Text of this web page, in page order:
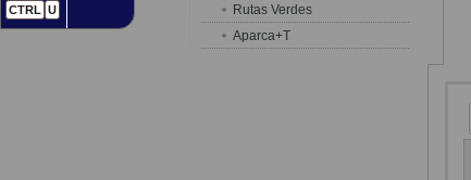
CTRL U
Rutas Verdes
Aparca+T